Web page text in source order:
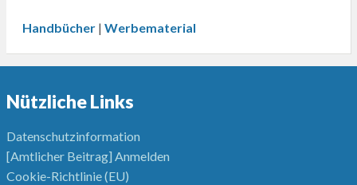
Handbücher| Werbematerial
Nützliche Links
Datenschutzinformation
[Amtlicher Beitrag] Anmelden
Cookie-Richtlinie (EU)